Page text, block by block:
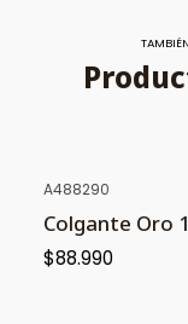
A488290
Colgante Oro
$88.990